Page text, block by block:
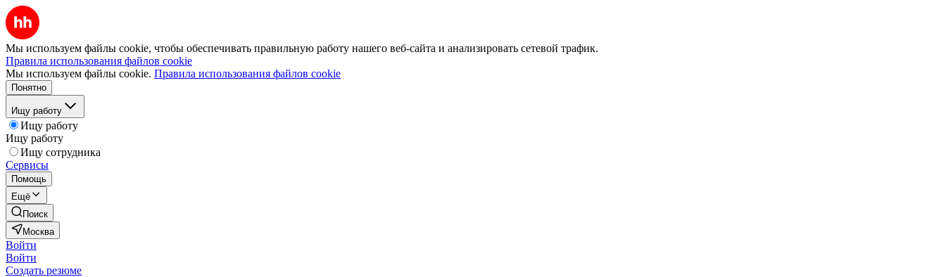
Мы используем файлы cookie, чтобы обеспечивать правильную работу нашего веб-сайта и анализировать сетевой трафик.
Правила использования файлов cookie
Мы используем файлы cookie. Правила использования файлов cookie
Понятно
Ищу работу
Ищу работу
Ищу работу
Ищу сотрудника
Сервисы
Помощь
Ещё
Поиск
Москва
Войти
Войти
Создать резюме